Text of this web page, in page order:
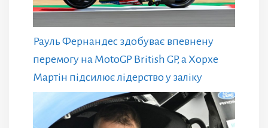
Рауль Фернандес здобуває впевнену
перемогу на MotoGP British GP, а Хорхе
Мартін підсилює лідерство у заліку